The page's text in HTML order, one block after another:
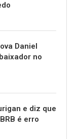
Daniel
no
e diz que
é erro